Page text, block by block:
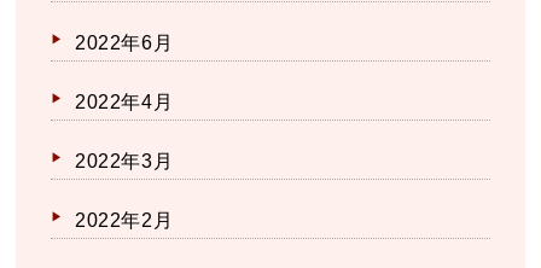
2022年6月
2022年4月
2022年3月
2022年2月